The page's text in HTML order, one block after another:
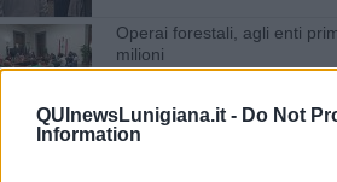
QUInewsLunigiana.it - Do Not
Information
Operai forestali, agli enti
milioni
Poste cerca portalettere,